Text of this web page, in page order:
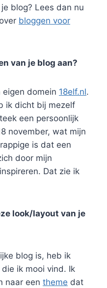
blog? Lees dan nu
bloggen voor
van je blog aan?
domein 18elf.nl.
ik dicht bij mezelf
een persoonlijk
november, wat mijn
is dat een
door mijn
Dat zie ik
look/layout van je
blog is, heb ik
ik mooi vind. Ik
naar een theme dat